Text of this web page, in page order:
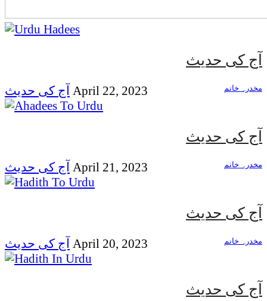
آج کی حدیث
آج کی حدیث مخدرہ خانم April 22, 2023
آج کی حدیث
آج کی حدیث مخدرہ خانم April 21, 2023
آج کی حدیث
آج کی حدیث مخدرہ خانم April 20, 2023
آج کی حدیث